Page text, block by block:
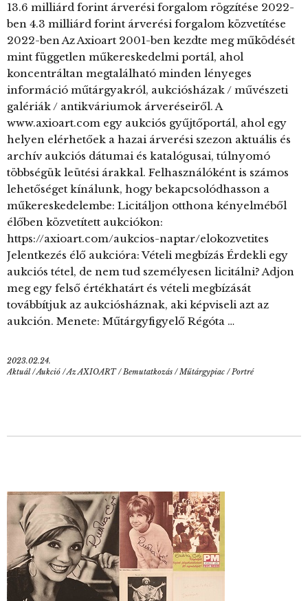
13.6 milliárd forint árverési forgalom rögzítése 2022-
ben 4.3 milliárd forint árverési forgalom közvetítése
2022-ben Az Axioart 2001-ben kezdte meg működését
mint független műkereskedelmi portál, ahol
koncentráltan megtalálható minden lényeges
információ műtárgyakról, aukciósházak / művészeti
galériák / antikváriumok árveréseiről. A
www.axioart.com egy aukciós gyűjtőportál, ahol egy
helyen elérhetőek a hazai árverési szezon aktuális és
archív aukciós dátumai és katalógusai, túlnyomó
többségük leütési árakkal. Felhasználóként is számos
lehetőséget kínálunk, hogy bekapcsolódhasson a
műkereskedelembe: Licitáljon otthona kényelméből
élőben közvetített aukciókon:
https://axioart.com/aukcios-naptar/elokozvetites
Jelentkezés élő aukcióra: Vételi megbízás Érdekli egy
aukciós tétel, de nem tud személyesen licitálni? Adjon
meg egy felső értékhatárt és vételi megbízását
továbbítjuk az aukciósháznak, aki képviseli azt az
aukción. Menete: Műtárgyfigyelő Régóta …
2023.02.24.
Aktuál/Aukció /Az AXIOART/Bemutatkozás /Műtárgypiac /Portré